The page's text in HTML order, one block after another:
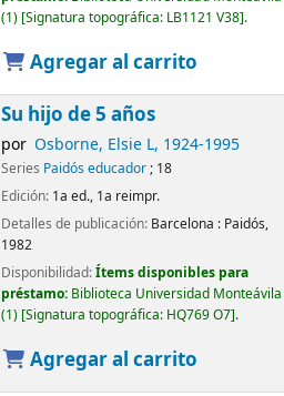
(1) Signatura topográfica: LB1121 V38 .
Agregar al carrito
Su hijo de 5 años
por Osborne, Elsie L, 1924-1995
Series Paidós educador; 18
Edición: 1a ed., 1a reimpr.
Detalles de publicación: Barcelona : Paidós,
1982
Disponibilidad:Ítems disponibles para
préstamo: Biblioteca Universidad Monteávila
(1) Signatura topográfica: HQ769 O7 .
Agregar al carrito